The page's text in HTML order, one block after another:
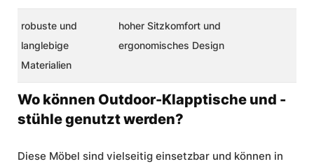
robuste und
langlebige
Materialien
hoher Sitzkomfort und
ergonomisches Design
Wo können Outdoor-Klapptische und -
stühle genutzt werden?
Diese Möbel sind vielseitig einsetzbar und können in